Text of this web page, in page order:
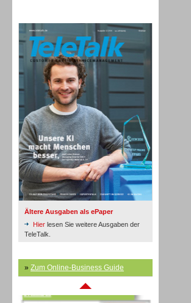
Ältere Ausgaben als ePaper
Hier lesen Sie weitere Ausgaben der
TeleTalk.
» Zum Online-Business Guide
Inbound